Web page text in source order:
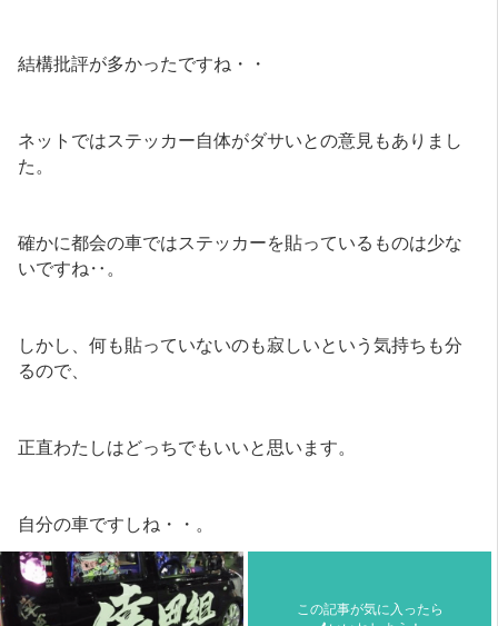
結構批評が多かったですね・・
ネットではステッカー自体がダサいとの意見もありまし
た。
確かに都会の車ではステッカーを貼っているものは少な
いですね‥。
しかし、何も貼っていないのも寂しいという気持ちも分
るので、
正直わたしはどっちでもいいと思います。
自分の車ですしね・・。
この記事が気に入ったら